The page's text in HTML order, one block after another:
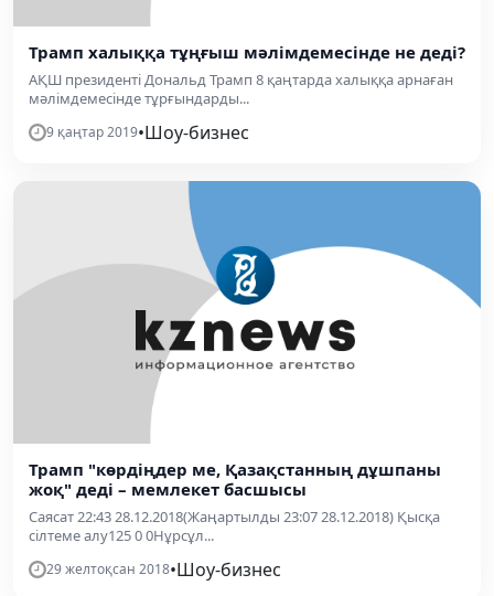
Трамп халыққа тұңғыш мәлімдемесінде не деді?
АҚШ президенті Дональд Трамп 8 қаңтарда халыққа арнаған
мәлімдемесінде тұрғындарды...
9 қаңтар 2019•Шоу-бизнес
Трамп "көрдіңдер ме, Қазақстанның дұшпаны
жоқ" деді – мемлекет басшысы
Саясат 22:43 28.12.2018(Жаңартылды 23:07 28.12.2018) Қысқа
сілтеме алу125 0 0Нұрсұл...
29 желтоқсан 2018•Шоу-бизнес